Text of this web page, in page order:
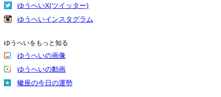
ゆうへいX(ツイッター)
ゆうへいインスタグラム
ゆうへいをもっと知る
ゆうへいの画像
ゆうへいの動画
蠍座の今日の運勢